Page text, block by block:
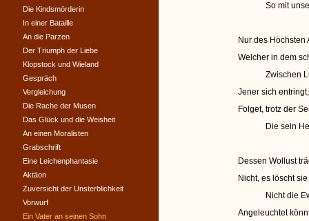
So mit
Nur des Höchsten
Welcher in dem
Zwischen
Jener sich
Folget, trotz der
Die sein
Dessen Wollust
Nicht, es löscht
Nicht die
Angeleuchtet
Die Kindsmörderin
In einer Bataille
An die Parzen
Der Triumph der Liebe
Klopstock und Wieland
Gespräch
Vergleichung
Die Rache der Musen
Das Glück und die Weisheit
An einen Moralisten
Grabschrift
Eine Leichenphantasie
Aktäon
Zuversicht der Unsterblichkeit
Vorwurf
Ein Vater an seinen Sohn